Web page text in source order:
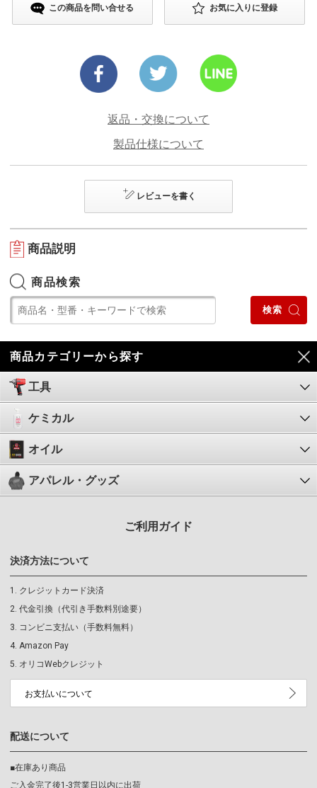
この商品を問い合せる お気に入りに登録
返品・交換について
製品仕様について
レビューを書く
商品説明
商品検索
商品カテゴリーから探す
工具
ケミカル
オイル
アパレル・グッズ
ご利用ガイド
決済方法について
クレジットカード決済
代金引換（代引き手数料別途要）
コンビニ支払い（手数料無料）
Amazon Pay
オリコWebクレジット
お支払いについて
配送について
■在庫あり商品
ご入金完了後1-3営業日以内に出荷